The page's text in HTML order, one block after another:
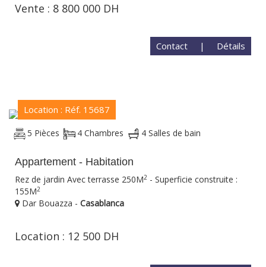
Vente : 8 800 000 DH
Détails
|
Contact
Location : Réf. 15687
5 Pièces 4 Chambres 4 Salles de bain
Appartement - Habitation
Rez de jardin Avec terrasse 250M2 - Superficie construite :
155M2
Dar Bouazza - Casablanca
Location : 12 500 DH